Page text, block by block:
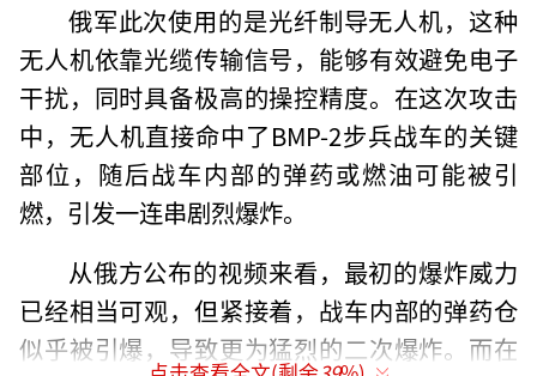
俄军此次使用的是光纤制导无人机，这种
无人机依靠光缆传输信号，能够有效避免电子
干扰，同时具备极高的操控精度。在这次攻击
中，无人机直接命中了BMP-2步兵战车的关键
部位，随后战车内部的弹药或燃油可能被引
燃，引发一连串剧烈爆炸。
从俄方公布的视频来看，最初的爆炸威力
已经相当可观，但紧接着，战车内部的弹药仓
似乎被引爆，导致更为猛烈的二次爆炸。而在